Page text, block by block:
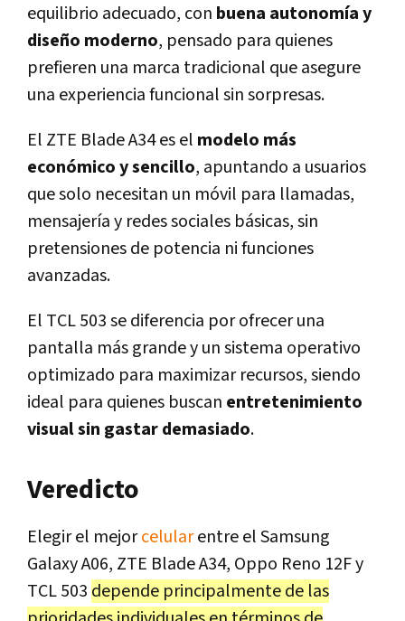
equilibrio adecuado, con buena autonomía y
diseño moderno, pensado para quienes
prefieren una marca tradicional que asegure
una experiencia funcional sin sorpresas.
El ZTE Blade A34 es el modelo más
económico y sencillo, apuntando a usuarios
que solo necesitan un móvil para llamadas,
mensajería y redes sociales básicas, sin
pretensiones de potencia ni funciones
avanzadas.
El TCL 503 se diferencia por ofrecer una
pantalla más grande y un sistema operativo
optimizado para maximizar recursos, siendo
ideal para quienes buscan entretenimiento
visual sin gastar demasiado.
Veredicto
Elegir el mejorcelularentre el Samsung
Galaxy A06, ZTE Blade A34, Oppo Reno 12F y
TCL 503 depende principalmente de las